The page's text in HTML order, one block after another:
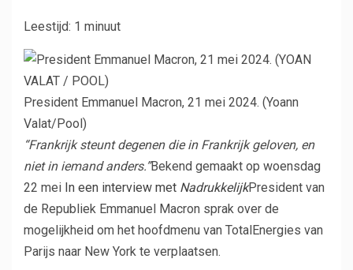
Leestijd: 1 minuut
President Emmanuel Macron, 21 mei 2024. (Yoann
Valat/Pool)
“Frankrijk steunt degenen die in Frankrijk geloven, en
niet in iemand anders.”Bekend gemaakt op woensdag
22 mei In een interview met NadrukkelijkPresident van
de Republiek Emmanuel Macron sprak over de
mogelijkheid om het hoofdmenu van TotalEnergies van
Parijs naar New York te verplaatsen.